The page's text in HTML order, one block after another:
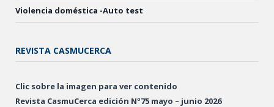
Violencia doméstica -Auto test
REVISTA CASMUCERCA
Clic sobre la imagen para ver contenido
Revista CasmuCerca edición Nº75 mayo – junio 2026